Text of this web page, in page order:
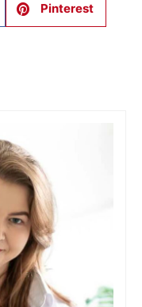
Pinterest